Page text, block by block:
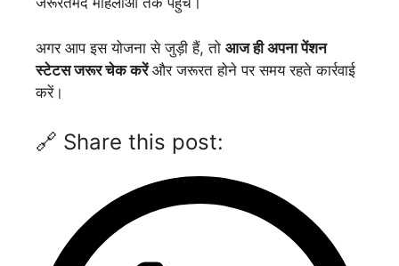
अगर आप इस योजना से जुड़ी हैं, तो आज ही अपना पेंशन
स्टेटस जरूर चेक करेंऔर जरूरत होने पर समय रहते कार्रवाई
करें।
🔗 Share this post: